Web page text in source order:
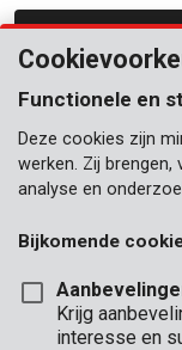
Vijlen, raspen
Functionele en
Deze cookies zijn
werken. Zij
analyse en
Bijkomende
Krijg
interesse en